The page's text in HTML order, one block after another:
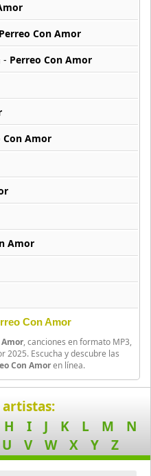
Perreo Con Amor
- Perreo Con Amor
Con Amor
Amor
Con Amor
Amor, canciones en formato MP3,
2025. Escucha y descubre las
Con Amoren línea.
artistas:
H I J K L M
N
U V W X Y Z